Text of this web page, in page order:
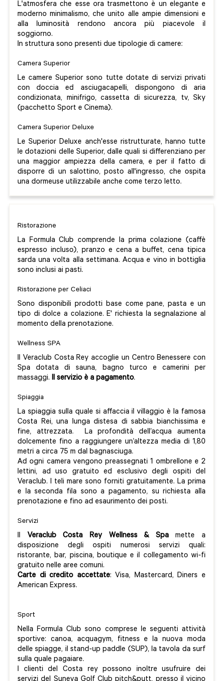
L'atmosfera che esse ora trasmettono è un elegante e
moderno minimalismo, che unito alle ampie dimensioni e
alla luminosità rendono ancora più piacevole il
soggiorno.
In struttura sono presenti due tipologie di camere:
Camera Superior
Le camere Superior sono tutte dotate di servizi privati
con doccia ed asciugacapelli, dispongono di aria
condizionata, minifrigo, cassetta di sicurezza, tv, Sky
(pacchetto Sport e Cinema).
Camera Superior Deluxe
Le Superior Deluxe anch'esse ristrutturate, hanno tutte
le dotazioni delle Superior, dalle quali si differenziano per
una maggior ampiezza della camera, e per il fatto di
disporre di un salottino, posto all'ingresso, che ospita
una dormeuse utilizzabile anche come terzo letto.
Ristorazione
La Formula Club comprende la prima colazione (caffè
espresso incluso), pranzo e cena a buffet, cena tipica
sarda una volta alla settimana. Acqua e vino in bottiglia
sono inclusi ai pasti.
Ristorazione per Celiaci
Sono disponibili prodotti base come pane, pasta e un
tipo di dolce a colazione. E' richiesta la segnalazione al
momento della prenotazione.
Wellness SPA
Il Veraclub Costa Rey accoglie un Centro Benessere con
Spa dotata di sauna, bagno turco e camerini per
massaggi. Il servizio è a pagamento.
Spiaggia
La spiaggia sulla quale si affaccia il villaggio è la famosa
Costa Rei, una lunga distesa di sabbia bianchissima e
fine, attrezzata. La profondità dell’acqua aumenta
dolcemente fino a raggiungere un’altezza media di 1,80
metri a circa 75 m dal bagnasciuga.
Ad ogni camera vengono preassegnati 1 ombrellone e 2
lettini, ad uso gratuito ed esclusivo degli ospiti del
Veraclub. I teli mare sono forniti gratuitamente. La prima
e la seconda fila sono a pagamento, su richiesta alla
prenotazione e fino ad esaurimento dei posti.
Servizi
Il Veraclub Costa Rey Wellness & Spamette a
disposizione degli ospiti numerosi servizi quali:
ristorante, bar, piscina, boutique e il collegamento wi-fi
gratuito nelle aree comuni.
Carte di credito accettate: Visa, Mastercard, Diners e
American Express.
Sport
Nella Formula Club sono comprese le seguenti attività
sportive: canoa, acquagym, fitness e la nuova moda
delle spiagge, il stand-up paddle (SUP), la tavola da surf
sulla quale pagaiare.
I clienti del Costa rey possono inoltre usufruire dei